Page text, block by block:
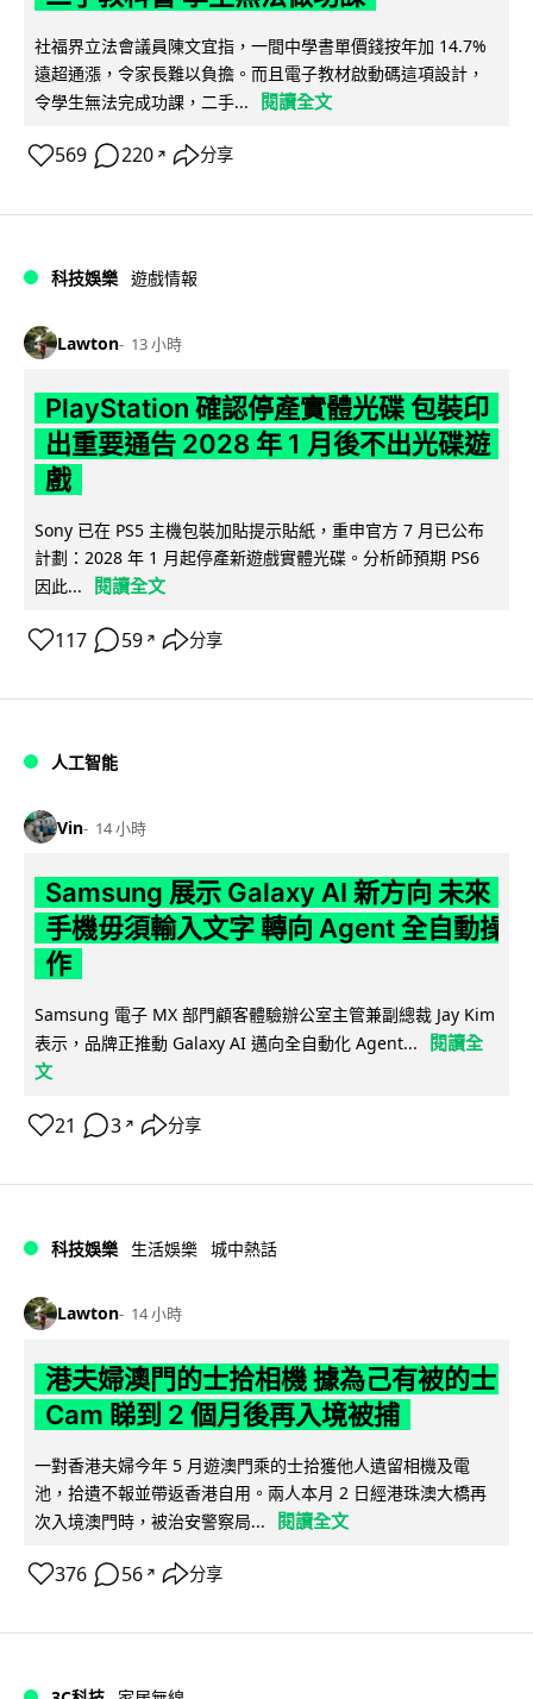
社福界立法會議員陳文宜指，一間中學書單價錢按年加 14.7%
遠超通漲，令家長難以負擔。而且電子教材啟動碼這項設計，
令學生無法完成功課，二手...
閱讀全文
569 220 ↗ 分享
科技娛樂 遊戲情報
Lawton 13 小時
PlayStation 確認停產實體光碟 包裝印
出重要通告 2028 年 1 月後不出光碟遊
戲
Sony 已在 PS5 主機包裝加貼提示貼紙，重申官方 7 月已公布
計劃：2028 年 1 月起停產新遊戲實體光碟。分析師預期 PS6
因此...
閱讀全文
117 59 ↗ 分享
人工智能
Vin 14 小時
Samsung 展示 Galaxy AI 新方向 未來
手機毋須輸入文字 轉向 Agent 全自動操
作
Samsung 電子 MX 部門顧客體驗辦公室主管兼副總裁 Jay Kim
表示，品牌正推動 Galaxy AI 邁向全自動化 Agent...
閱讀全
文
21 3 ↗ 分享
科技娛樂 生活娛樂 城中熱話
Lawton 14 小時
港夫婦澳門的士拾相機 據為己有被的士
Cam 睇到 2 個月後再入境被捕
一對香港夫婦今年 5 月遊澳門乘的士拾獲他人遺留相機及電
池，拾遺不報並帶返香港自用。兩人本月 2 日經港珠澳大橋再
次入境澳門時，被治安警察局...
閱讀全文
376 56 ↗ 分享